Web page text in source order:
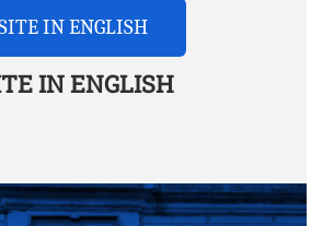
IN ENGLISH
IN ENGLISH